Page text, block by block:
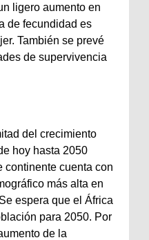
ligero aumento en
de fecundidad es
También se prevé
de supervivencia
del crecimiento
hoy hasta 2050
continente cuenta con
más alta en
espera que el África
para 2050. Por
de la